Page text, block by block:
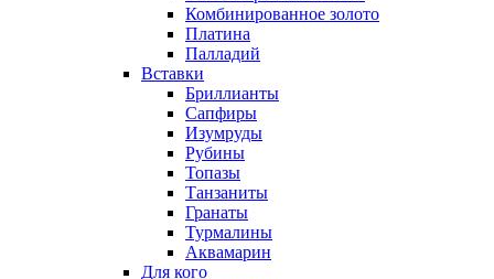
Комбинированное золото
Платина
Палладий
Вставки
Бриллианты
Сапфиры
Изумруды
Рубины
Топазы
Танзаниты
Гранаты
Турмалины
Аквамарин
Для кого